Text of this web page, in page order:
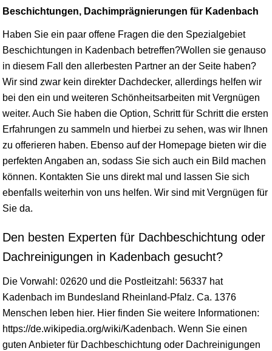
Beschichtungen, Dachimprägnierungen für Kadenbach
Haben Sie ein paar offene Fragen die den Spezialgebiet
Beschichtungen in Kadenbach betreffen?Wollen sie genauso
in diesem Fall den allerbesten Partner an der Seite haben?
Wir sind zwar kein direkter Dachdecker, allerdings helfen wir
bei den ein und weiteren Schönheitsarbeiten mit Vergnügen
weiter. Auch Sie haben die Option, Schritt für Schritt die ersten
Erfahrungen zu sammeln und hierbei zu sehen, was wir Ihnen
zu offerieren haben. Ebenso auf der Homepage bieten wir die
perfekten Angaben an, sodass Sie sich auch ein Bild machen
können. Kontakten Sie uns direkt mal und lassen Sie sich
ebenfalls weiterhin von uns helfen. Wir sind mit Vergnügen für
Sie da.
Den besten Experten für Dachbeschichtung oder
Dachreinigungen in Kadenbach gesucht?
Die Vorwahl: 02620 und die Postleitzahl: 56337 hat
Kadenbach im Bundesland Rheinland-Pfalz. Ca. 1376
Menschen leben hier. Hier finden Sie weitere Informationen:
https://de.wikipedia.org/wiki/Kadenbach. Wenn Sie einen
guten Anbieter für Dachbeschichtung oder Dachreinigungen